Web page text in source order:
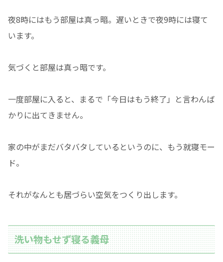
夜8時にはもう部屋は真っ暗。遅いときで夜9時には寝て
います。
気づくと部屋は真っ暗です。
一度部屋に入ると、まるで「今日はもう終了」と言わんば
かりに出てきません。
家の中がまだバタバタしているというのに、もう就寝モー
ド。
それがなんとも居づらい空気をつくり出します。
洗い物もせず寝る義母